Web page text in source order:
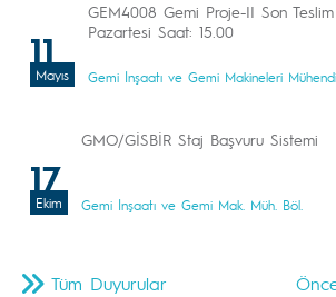
11
Mayıs
GEM4008 Gemi Proje-II Son
Pazartesi Saat: 15.00
Gemi İnşaatı ve Gemi Makineleri
17
Ekim
GMO/GİSBİR Staj Başvuru Sistemi
Gemi İnşaatı ve Gemi Mak. Müh. Böl.
Tüm Duyurular